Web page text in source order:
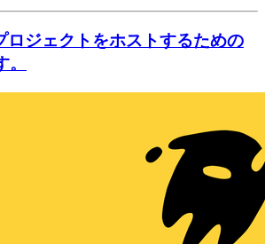
ロジェクトをホストするための